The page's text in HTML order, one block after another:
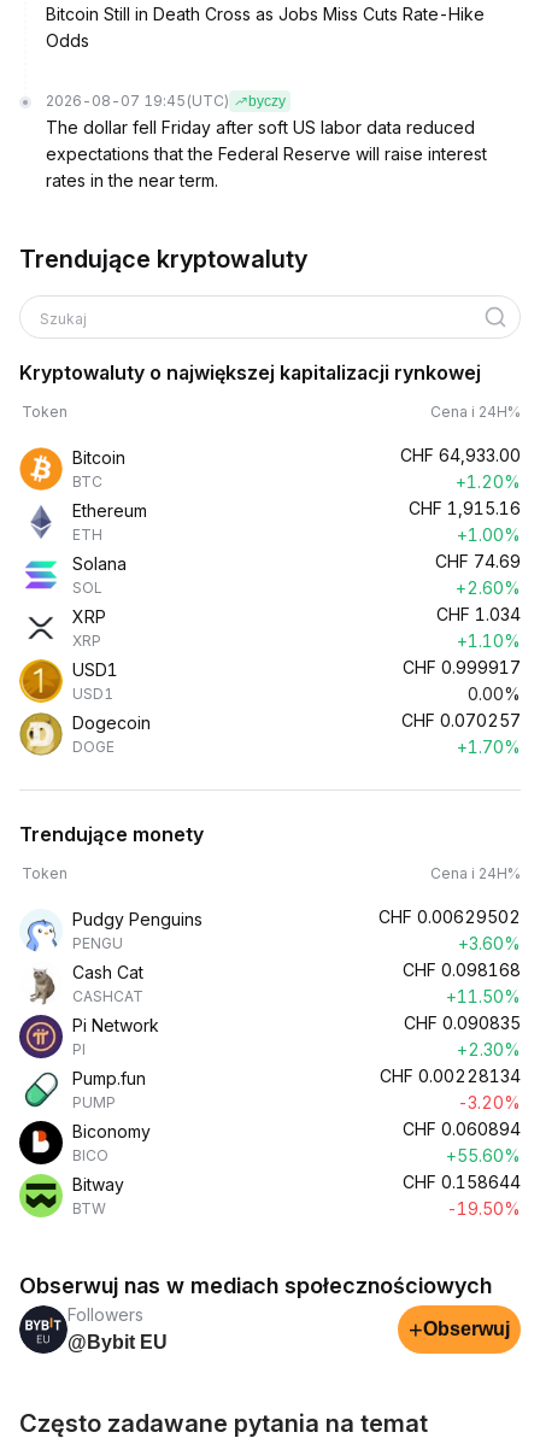
Bitcoin Still in Death Cross as Jobs Miss Cuts Rate-Hike
Odds
2026-08-07 19:45 (UTC) byczy
The dollar fell Friday after soft US labor data reduced
expectations that the Federal Reserve will raise interest
rates in the near term.
Trendujące kryptowaluty
Szukaj
Kryptowaluty o największej kapitalizacji rynkowej
Token Cena i 24H%
Bitcoin
BTC
CHF 64,933.00
+1.20%
Ethereum
ETH
CHF 1,915.16
+1.00%
Solana
SOL
CHF 74.69
+2.60%
XRP
XRP
CHF 1.034
+1.10%
USD1
USD1
CHF 0.999917
0.00%
Dogecoin
DOGE
CHF 0.070257
+1.70%
Trendujące monety
Token Cena i 24H%
Pudgy Penguins
PENGU
CHF 0.00629502
+3.60%
Cash Cat
CASHCAT
CHF 0.098168
+11.50%
Pi Network
PI
CHF 0.090835
+2.30%
Pump.fun
PUMP
CHF 0.00228134
-3.20%
Biconomy
BICO
CHF 0.060894
+55.60%
Bitway
BTW
CHF 0.158644
-19.50%
Obserwuj nas w mediach społecznościowych
Followers
@Bybit EU
+Obserwuj
Często zadawane pytania na temat